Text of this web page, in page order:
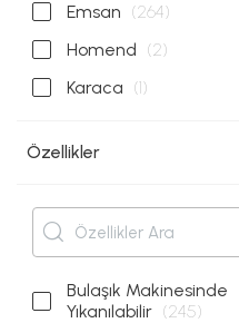
Emsan (264)
Homend (2)
Karaca (1)
Özellikler
Bulaşık Makinesinde
Yıkanılabilir (245)